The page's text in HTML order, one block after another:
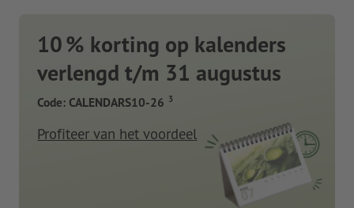
10 % korting op kalenders
verlengd t/m 31 augustus
Code: CALENDARS10-26 3
Profiteer van het voordeel